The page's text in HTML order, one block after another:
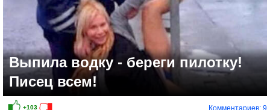
Выпила водку - береги пилотку!
Писец всем!